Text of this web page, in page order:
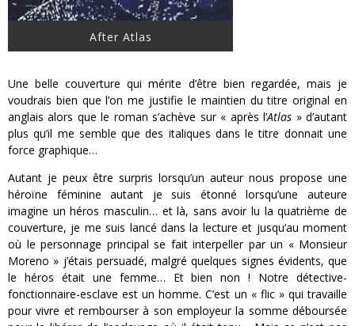
After Atlas
Une belle couverture qui mérite d’être bien regardée, mais je
voudrais bien que l’on me justifie le maintien du titre original en
anglais alors que le roman s’achève sur « après l’Atlas » d’autant
plus qu’il me semble que des italiques dans le titre donnait une
force graphique…
Autant je peux être surpris lorsqu’un auteur nous propose une
héroïne féminine autant je suis étonné lorsqu’une auteure
imagine un héros masculin… et là, sans avoir lu la quatrième de
couverture, je me suis lancé dans la lecture et jusqu’au moment
où le personnage principal se fait interpeller par un « Monsieur
Moreno » j’étais persuadé, malgré quelques signes évidents, que
le héros était une femme… Et bien non ! Notre détective-
fonctionnaire-esclave est un homme. C’est un « flic » qui travaille
pour vivre et rembourser à son employeur la somme déboursée